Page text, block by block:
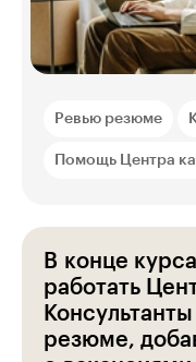
Ревью резюме
Помощь Центра
В конце
работать
резюме,